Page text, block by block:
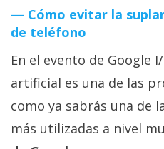
Sistemas
operativos
Profesional
+
Cómo evitar la
de teléfono
En el evento de Google
artificial es una de las
como ya sabrás una de
más utilizadas a nivel